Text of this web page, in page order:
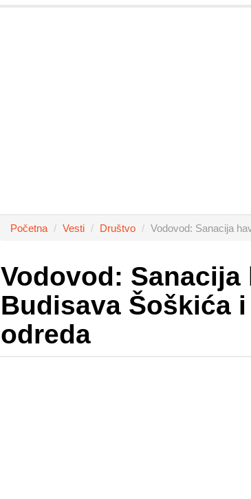
Početna Vesti Društvo Vodovod: Sanacija
Vodovod: Sanacija
Budisava Šoškića
odreda